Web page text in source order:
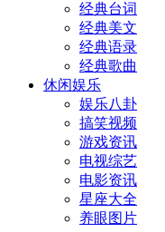
经典台词
经典美文
经典语录
经典歌曲
休闲娱乐
娱乐八卦
搞笑视频
游戏资讯
电视综艺
电影资讯
星座大全
养眼图片